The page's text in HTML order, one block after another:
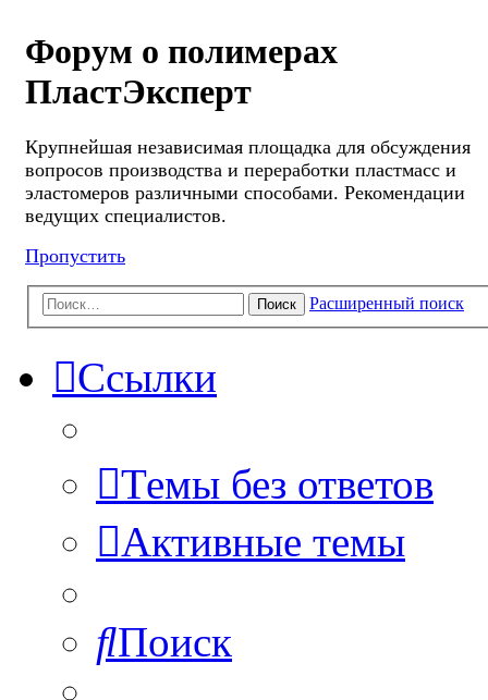
Форум о полимерах
ПластЭксперт
Крупнейшая независимая площадка для обсуждения
вопросов производства и переработки пластмасс и
эластомеров различными способами. Рекомендации
ведущих специалистов.
Пропустить
Поиск Расширенный поиск
Ссылки
Темы без ответов
Активные темы
Поиск